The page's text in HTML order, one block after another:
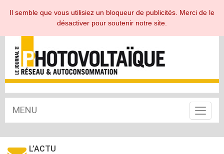
ESPACE ABONNÉ
MENU
Toggle
L’ACTU
Il semble que vous utilisiez un bloqueur de publicités. Merci de le
désactiver pour soutenir notre site.